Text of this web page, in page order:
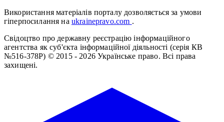
Використання матеріалів порталу дозволяється за умови
гіперпосилання на ukrainepravo.com .
Свідоцтво про державну реєстрацію інформаційного
агентства як суб'єкта інформаційної діяльності (серія КВ
№516-378Р) © 2015 - 2026 Українське право. Всі права
захищені.